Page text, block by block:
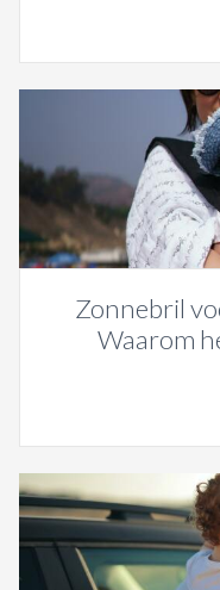
Zonnebril
Waarom